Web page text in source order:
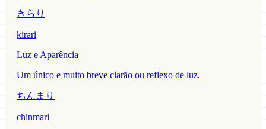
きらり
kirari
Luz e Aparência
Um único e muito breve clarão ou reflexo de luz.
ちんまり
chinmari